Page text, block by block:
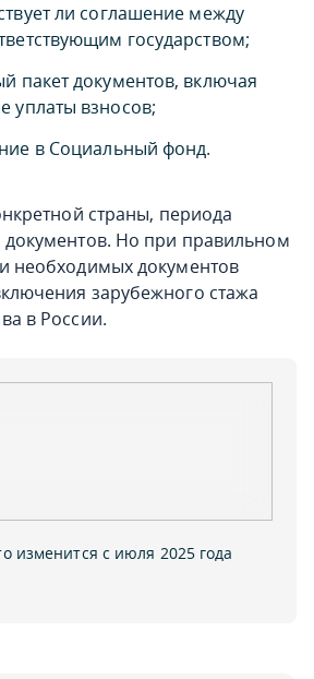
ли соглашение между
государством;
пакет документов, включая
уплаты взносов;
в Социальный фонд.
страны, периода
Но при правильном
необходимых документов
зарубежного стажа
в России.
изменится с июля 2025 года